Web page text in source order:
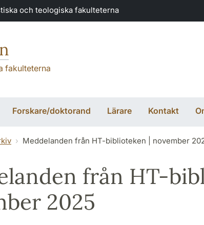
och teologiska fakulteterna
fakulteterna
Forskare/doktorand Lärare Kontakt
Meddelanden från HT-biblioteken | november
från HT-
2025